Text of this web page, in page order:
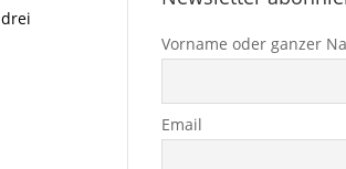
Vorname oder ganzer
Email